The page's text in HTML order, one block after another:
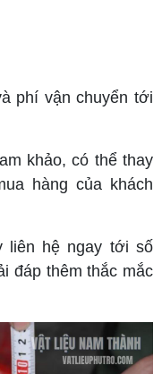
phí vận chuyển tới
khảo, có thể thay
hàng của khách
liên hệ ngay tới số
đáp thêm thắc mắc